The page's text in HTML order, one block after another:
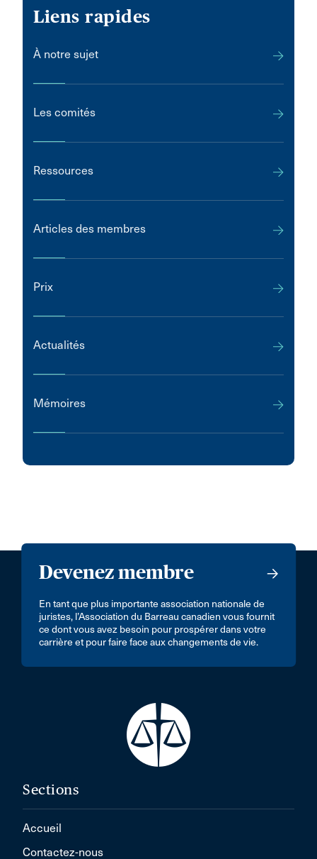
Liens rapides
À notre sujet
Les comités
Ressources
Articles des membres
Prix
Actualités
Mémoires
Devenez membre
En tant que plus importante association nationale de
juristes, l’Association du Barreau canadien vous fournit
ce dont vous avez besoin pour prospérer dans votre
carrière et pour faire face aux changements de vie.
Sections
Accueil
Contactez-nous